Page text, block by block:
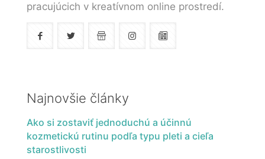
pracujúcich v kreatívnom online prostredí.
Najnovšie články
Ako si zostaviť jednoduchú a účinnú
kozmetickú rutinu podľa typu pleti a cieľa
starostlivosti